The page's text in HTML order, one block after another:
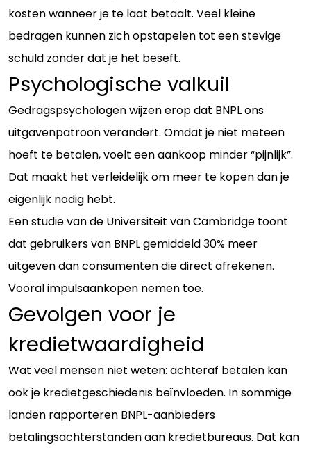
kosten wanneer je te laat betaalt. Veel kleine
bedragen kunnen zich opstapelen tot een stevige
schuld zonder dat je het beseft.
Psychologische valkuil
Gedragspsychologen wijzen erop dat BNPL ons
uitgavenpatroon verandert. Omdat je niet meteen
hoeft te betalen, voelt een aankoop minder “pijnlijk”.
Dat maakt het verleidelijk om meer te kopen dan je
eigenlijk nodig hebt.
Een studie van de Universiteit van Cambridge toont
dat gebruikers van BNPL gemiddeld 30% meer
uitgeven dan consumenten die direct afrekenen.
Vooral impulsaankopen nemen toe.
Gevolgen voor je
kredietwaardigheid
Wat veel mensen niet weten: achteraf betalen kan
ook je kredietgeschiedenis beïnvloeden. In sommige
landen rapporteren BNPL-aanbieders
betalingsachterstanden aan kredietbureaus. Dat kan